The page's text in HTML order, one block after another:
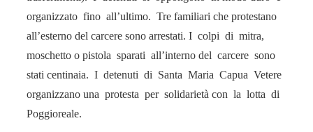
organizzato fino all’ultimo. Tre familiari che protestano
all’esterno del carcere sono arrestati. I colpi di mitra,
moschetto o pistola sparati all’interno del carcere sono
stati centinaia. I detenuti di Santa Maria Capua Vetere
organizzano una protesta per solidarietà con la lotta di
Poggioreale.